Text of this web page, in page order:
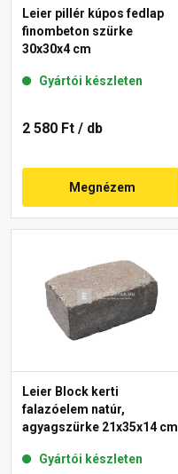
Leier pillér kúpos fedlap
finombeton szürke
30x30x4 cm
Gyártói készleten
2 580 Ft / db
Megnézem
Leier Block kerti
falazóelem natúr,
agyagszürke 21x35x14 cm
Gyártói készleten